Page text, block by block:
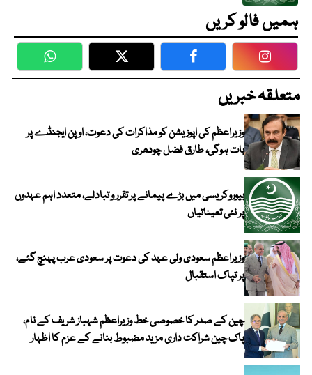
ہمیں فالو کریں
WhatsApp Twitter Facebook
متعلقہ خبریں
وزیراعظم کی اپوزیشن کو مذاکرات کی دعوت، اوپن ایجنڈے پر
بات ہوگی، طارق فضل چودھری
بیوروکریسی میں بڑے پیمانے پر تقرر و تبادلے، متعدد اہم عہدوں
پر نئی تعیناتیاں
وزیراعظم سعودی ولی عہد کی دعوت پر سعودی عرب پہنچ گئے،
پر تپاک استقبال
چین کے صدر کا خصوصی خط وزیراعظم شہباز شریف کے نام،
پاک چین شراکت داری مزید مضبوط بنانے کے عزم کا اظہار